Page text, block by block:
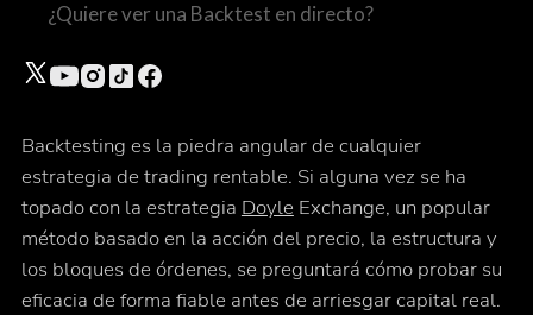
Backtesting es la piedra angular de cualquier
estrategia de trading rentable. Si alguna vez se ha
topado con la estrategia Doyle Exchange, un popular
método basado en la acción del precio, la estructura y
los bloques de órdenes, se preguntará cómo probar su
eficacia de forma fiable antes de arriesgar capital real.
¿Quiere ver una Backtest en directo?